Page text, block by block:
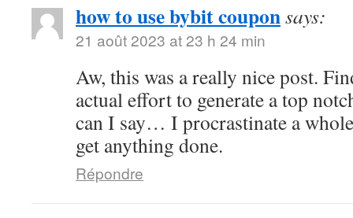
how to use bybit couponsays:
21 août 2023 at 23 h 24 min
Aw, this was a really nice post.
actual effort to generate a top
can I say… I procrastinate a
get anything done.
Répondre